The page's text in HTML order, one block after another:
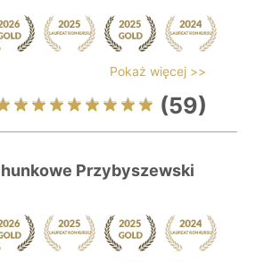
Pokaż więcej >>
(59)
Przybyszewski